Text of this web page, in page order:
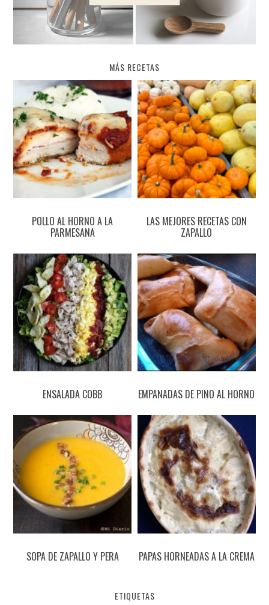
MÁS RECETAS
POLLO AL HORNO A LA
PARMESANA
LAS MEJORES RECETAS CON
ZAPALLO
ENSALADA COBB EMPANADAS DE PINO AL HORNO
SOPA DE ZAPALLO Y PERA PAPAS HORNEADAS A LA CREMA
ETIQUETAS